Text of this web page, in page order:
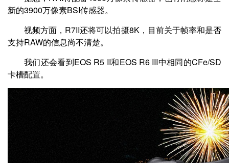
新的3900万像素BSI传感器。
视频方面，R7II还将可以拍摄8K，目前关于帧率和是否
支持RAW的信息尚不清楚。
我们还会看到EOS R5 II和EOS R6 III中相同的CFe/SD
卡槽配置。